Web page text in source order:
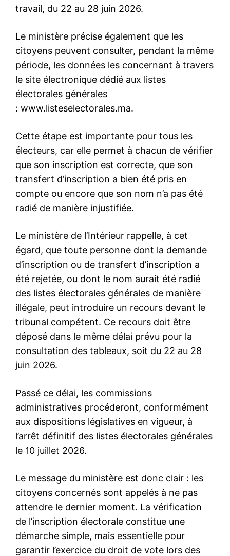
travail, du 22 au 28 juin 2026.
Le ministère précise également que les
citoyens peuvent consulter, pendant la même
période, les données les concernant à travers
le site électronique dédié aux listes
électorales générales
: www.listeselectorales.ma.
Cette étape est importante pour tous les
électeurs, car elle permet à chacun de vérifier
que son inscription est correcte, que son
transfert d’inscription a bien été pris en
compte ou encore que son nom n’a pas été
radié de manière injustifiée.
Le ministère de l’Intérieur rappelle, à cet
égard, que toute personne dont la demande
d’inscription ou de transfert d’inscription a
été rejetée, ou dont le nom aurait été radié
des listes électorales générales de manière
illégale, peut introduire un recours devant le
tribunal compétent. Ce recours doit être
déposé dans le même délai prévu pour la
consultation des tableaux, soit du 22 au 28
juin 2026.
Passé ce délai, les commissions
administratives procéderont, conformément
aux dispositions législatives en vigueur, à
l’arrêt définitif des listes électorales générales
le 10 juillet 2026.
Le message du ministère est donc clair : les
citoyens concernés sont appelés à ne pas
attendre le dernier moment. La vérification
de l’inscription électorale constitue une
démarche simple, mais essentielle pour
garantir l’exercice du droit de vote lors des